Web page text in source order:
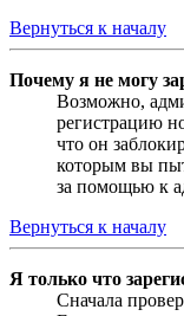
Вернуться к началу
Почему я не могу
Возможно,
регистрацию
что он
которым вы
за помощью к
Вернуться к началу
Я только что
Сначала